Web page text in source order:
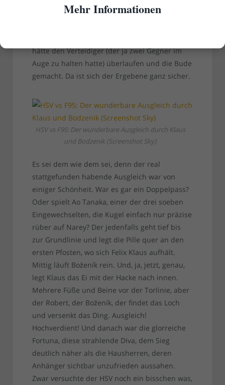
dann lässig in die Maschen schieben. Khaled
hätte den Verteidiger (der ja zwei Gegner im
Auge zu halten hatte) überlaufen und die Bude
gemacht. Da ist sich der Ergebene ganz sicher.
HSV vs F95: Der wunderbare Ausgleich durch Klaus
und Bodzenik (Screenshot Sky)
Es sei dem wie dem sei, denn der real
stattgefunden habende Ausgleich war von
einiger Schönheit. War es gar ein Doppelpass?
Oder spielt Ao Tanaka, einer der drei soeben
Eingewechselten, die Kugel einfach nur präzise
rüber auf Narey? Der jedenfalls geht tief bis
zur Grundlinie und legt die Pille quer an den
ersten Pfosten, wo sich Felix Klaus aufhält.
Mittig läuft Boženík rein. Und, ja, jetzt, genau,
legt Klaus das Ei mit der Hacke nach innen.
Mehrere Füße und Beine vor der Torlinie, aber
der Robert, der Boženík, der findet das Loch
und versenkt das Ding. Ausgleich!
Hochverdient! Und danach war die glorreiche
Fortuna, diese strahlende Diva, dem Sieg
deutlich näher als die Hausherren, deren
Anhänger sichtbar unzufrieden aussahen.
Zwar versuchte der HSV noch ein bisschen was,
Mehr Informationen